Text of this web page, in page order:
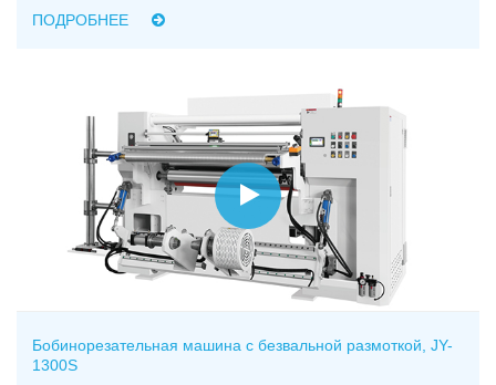
ПОДРОБНЕЕ
Бобинорезательная машина с безвальной размоткой, JY-
1300S